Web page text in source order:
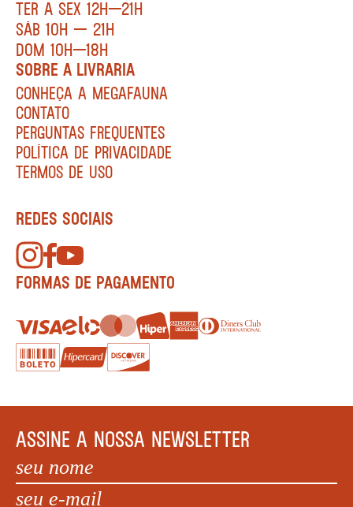
TER A SEX 12H—21H
SÁB 10H — 21H
DOM 10H—18H
SOBRE A LIVRARIA
CONHEÇA A MEGAFAUNA
CONTATO
PERGUNTAS FREQUENTES
POLÍTICA DE PRIVACIDADE
TERMOS DE USO
REDES SOCIAIS
FORMAS DE PAGAMENTO
ASSINE A NOSSA NEWSLETTER